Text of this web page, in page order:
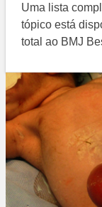
Uma lista
tópico está
total ao BMJ